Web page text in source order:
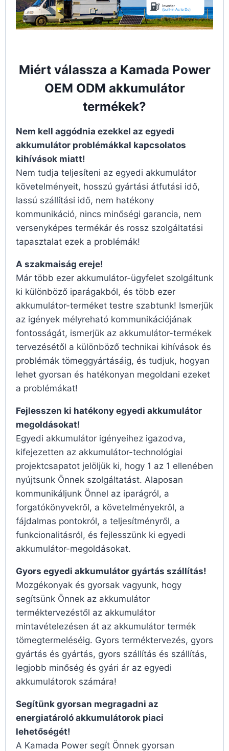
Miért válassza a Kamada Power
OEM ODM akkumulátor
termékek?
Nem kell aggódnia ezekkel az egyedi
akkumulátor problémákkal kapcsolatos
kihívások miatt!
Nem tudja teljesíteni az egyedi akkumulátor
követelményeit, hosszú gyártási átfutási idő,
lassú szállítási idő, nem hatékony
kommunikáció, nincs minőségi garancia, nem
versenyképes termékár és rossz szolgáltatási
tapasztalat ezek a problémák!
A szakmaiság ereje!
Már több ezer akkumulátor-ügyfelet szolgáltunk
ki különböző iparágakból, és több ezer
akkumulátor-terméket testre szabtunk! Ismerjük
az igények mélyreható kommunikációjának
fontosságát, ismerjük az akkumulátor-termékek
tervezésétől a különböző technikai kihívások és
problémák tömeggyártásáig, és tudjuk, hogyan
lehet gyorsan és hatékonyan megoldani ezeket
a problémákat!
Fejlesszen ki hatékony egyedi akkumulátor
megoldásokat!
Egyedi akkumulátor igényeihez igazodva,
kifejezetten az akkumulátor-technológiai
projektcsapatot jelöljük ki, hogy 1 az 1 ellenében
nyújtsunk Önnek szolgáltatást. Alaposan
kommunikáljunk Önnel az iparágról, a
forgatókönyvekről, a követelményekről, a
fájdalmas pontokról, a teljesítményről, a
funkcionalitásról, és fejlesszünk ki egyedi
akkumulátor-megoldásokat.
Gyors egyedi akkumulátor gyártás szállítás!
Mozgékonyak és gyorsak vagyunk, hogy
segítsünk Önnek az akkumulátor
terméktervezéstől az akkumulátor
mintavételezésen át az akkumulátor termék
tömegtermeléséig. Gyors terméktervezés, gyors
gyártás és gyártás, gyors szállítás és szállítás,
legjobb minőség és gyári ár az egyedi
akkumulátorok számára!
Segítünk gyorsan megragadni az
energiatároló akkumulátorok piaci
lehetőségét!
A Kamada Power segít Önnek gyorsan